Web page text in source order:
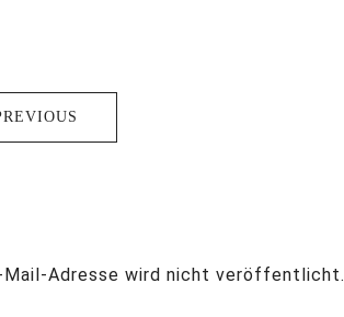
Mail-Adresse wird nicht veröffentlicht.